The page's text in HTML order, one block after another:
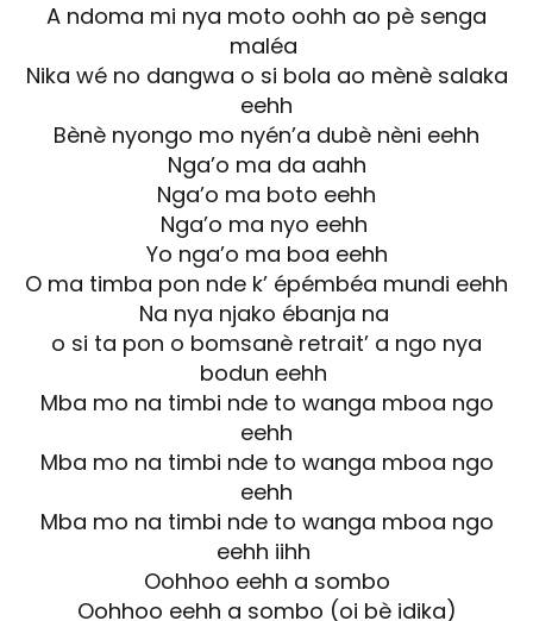
A ndoma mi nya moto oohh ao pè senga
maléa
Nika wé no dangwa o si bola ao mènè salaka
eehh
Bènè nyongo mo nyén’a dubè nèni eehh
Nga’o ma da aahh
Nga’o ma boto eehh
Nga’o ma nyo eehh
Yo nga’o ma boa eehh
O ma timba pon nde k’ épémbéa mundi eehh
Na nya njako ébanja na
o si ta pon o bomsanè retrait’ a ngo nya
bodun eehh
Mba mo na timbi nde to wanga mboa ngo
eehh
Mba mo na timbi nde to wanga mboa ngo
eehh
Mba mo na timbi nde to wanga mboa ngo
eehh iihh
Oohhoo eehh a sombo
Oohhoo eehh a sombo (oi bè idika)